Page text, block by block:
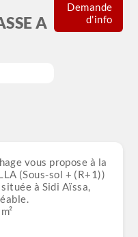
A
Demande
d'info
vous propose à la
(Sous-sol + (R+1))
à Sidi Aïssa,